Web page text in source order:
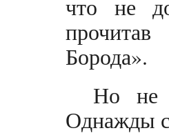
что не
Борода».
Но не
Однажды